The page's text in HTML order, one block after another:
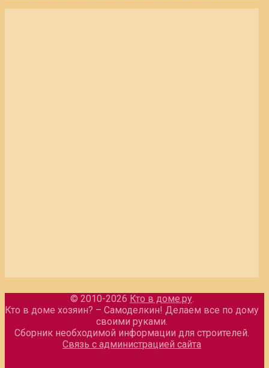
© 2010-2026 Кто в доме.ру.
Кто в доме хозяин? – Самоделкин! Делаем все по дому
своими руками.
Сборник необходимой информации для строителей.
Связь с администрацией сайта